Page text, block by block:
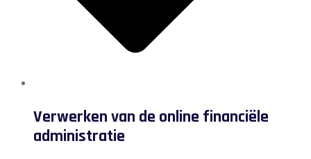
Verwerken van de online financiële
administratie